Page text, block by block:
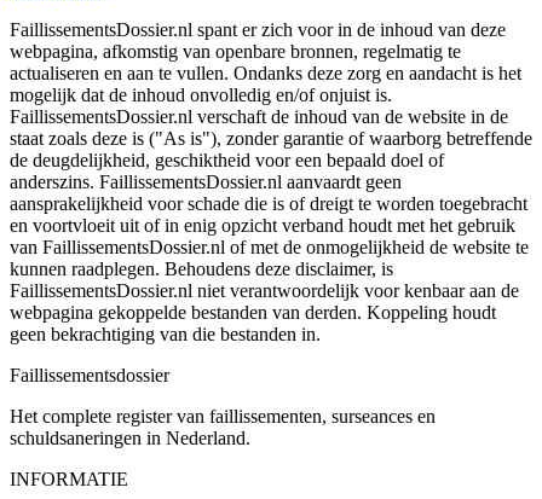
FaillissementsDossier.nl spant er zich voor in de inhoud van deze
webpagina, afkomstig van openbare bronnen, regelmatig te
actualiseren en aan te vullen. Ondanks deze zorg en aandacht is het
mogelijk dat de inhoud onvolledig en/of onjuist is.
FaillissementsDossier.nl verschaft de inhoud van de website in de
staat zoals deze is ("As is"), zonder garantie of waarborg betreffende
de deugdelijkheid, geschiktheid voor een bepaald doel of
anderszins. FaillissementsDossier.nl aanvaardt geen
aansprakelijkheid voor schade die is of dreigt te worden toegebracht
en voortvloeit uit of in enig opzicht verband houdt met het gebruik
van FaillissementsDossier.nl of met de onmogelijkheid de website te
kunnen raadplegen. Behoudens deze disclaimer, is
FaillissementsDossier.nl niet verantwoordelijk voor kenbaar aan de
webpagina gekoppelde bestanden van derden. Koppeling houdt
geen bekrachtiging van die bestanden in.
Faillissementsdossier
Het complete register van faillissementen, surseances en
schuldsaneringen in Nederland.
INFORMATIE